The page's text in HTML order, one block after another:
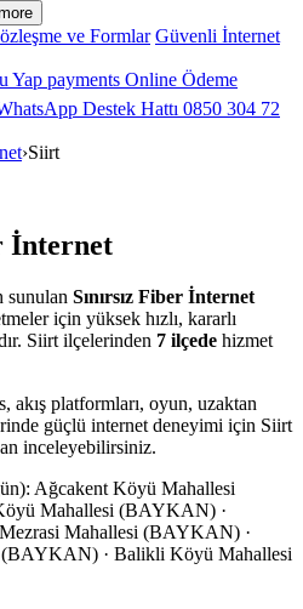
ve Formlar Güvenli İnternet
Yap payments Online Ödeme
Destek Hattı 0850 304 72
›Siirt
İnternet
sunulan Sınırsız Fiber İnternet
için yüksek hızlı, kararlı
Siirt ilçelerinden 7 ilçede hizmet
akış platformları, oyun, uzaktan
güçlü internet deneyimi için Siirt
inceleyebilirsiniz.
Ağcakent Köyü Mahallesi
Mahallesi (BAYKAN) ·
Mahallesi (BAYKAN) ·
· Balikli Köyü Mahallesi